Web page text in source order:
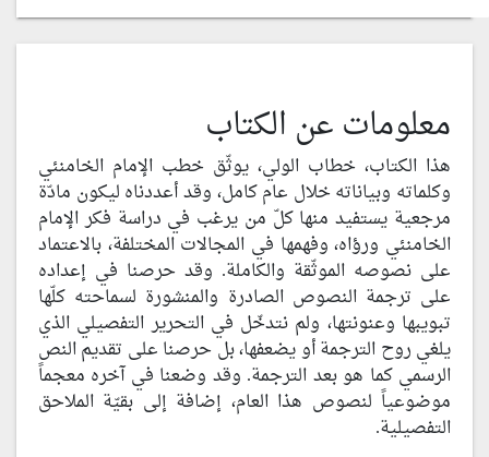
معلومات عن الكتاب
هذا الكتاب، خطاب الولي، يوثّق خطب الإمام الخامنئي
وكلماته وبياناته خلال عام كامل، وقد أعددناه ليكون مادّة
مرجعية يستفيد منها كلّ من يرغب في دراسة فكر الإمام
الخامنئي ورؤاه، وفهمها في المجالات المختلفة، بالاعتماد
على نصوصه الموثّقة والكاملة. وقد حرصنا في إعداده
على ترجمة النصوص الصادرة والمنشورة لسماحته كلّها
تبويبها وعنونتها، ولم نتدخّل في التحرير التفصيلي الذي
يلغي روح الترجمة أو يضعفها، بل حرصنا على تقديم النص
الرسمي كما هو بعد الترجمة. وقد وضعنا في آخره معجماً
موضوعياً لنصوص هذا العام، إضافة إلى بقيّة الملاحق
التفصيلية.